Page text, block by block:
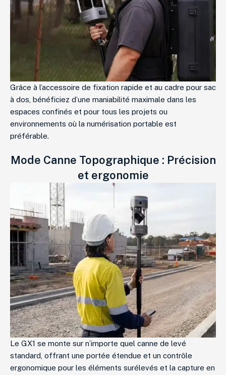
Grâce à l’accessoire de fixation rapide et au cadre pour sac
à dos, bénéficiez d’une maniabilité maximale dans les
espaces confinés et pour tous les projets ou
environnements où la numérisation portable est
préférable.
Mode Canne Topographique : Précision
et ergonomie
Le GX1 se monte sur n’importe quel canne de levé
standard, offrant une portée étendue et un contrôle
ergonomique pour les éléments surélevés et la capture en